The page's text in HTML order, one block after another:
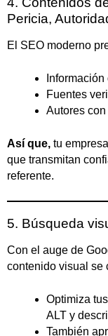
Pericia,
El SEO moderno
Fuentes
Autores
Así que, tu
que transmitan
referente.
5. Búsqueda
Con el auge de
contenido visual se
Optimiza
ALT y
También